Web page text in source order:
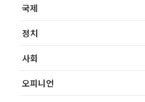
국제
정치
사회
오피니언